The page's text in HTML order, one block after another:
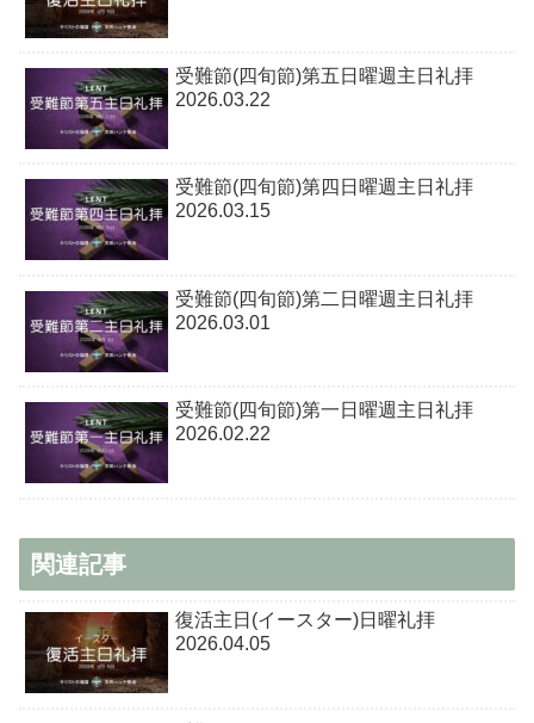
受難節(四旬節)第五日曜週主日礼拝
2026.03.22
受難節(四旬節)第四日曜週主日礼拝
2026.03.15
受難節(四旬節)第二日曜週主日礼拝
2026.03.01
受難節(四旬節)第一日曜週主日礼拝
2026.02.22
関連記事
復活主日(イースター)日曜礼拝
2026.04.05